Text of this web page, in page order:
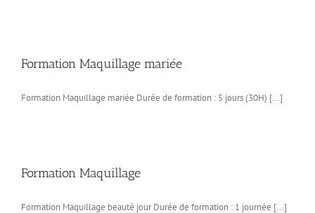
Formation Maquillage mariée
Formation Maquillage mariée Durée de formation : 5 jours (30H) [...]
Formation Maquillage
Formation Maquillage beauté jour Durée de formation : 1 journée [...]